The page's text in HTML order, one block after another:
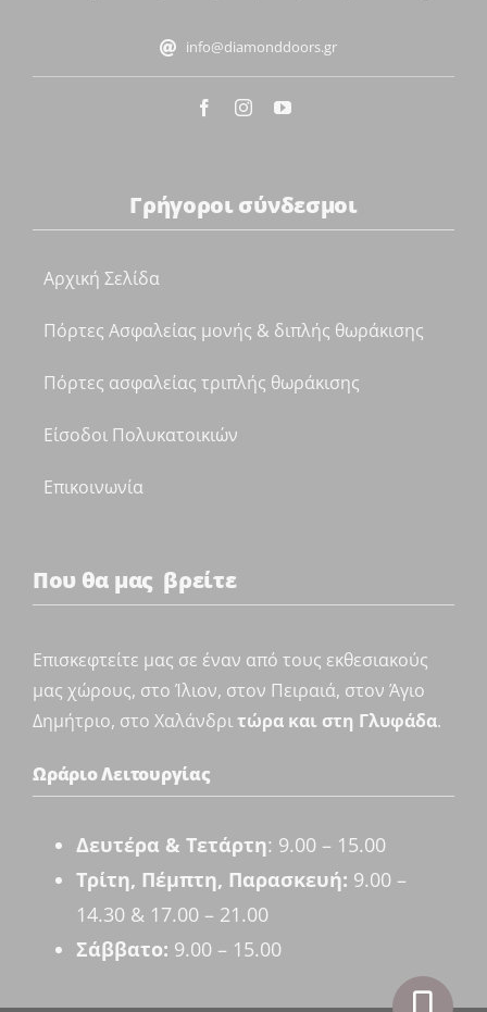
info@diamonddoors.gr
Γρήγοροι σύνδεσμοι
Αρχική Σελίδα
Πόρτες Ασφαλείας μονής & διπλής θωράκισης
Πόρτες ασφαλείας τριπλής θωράκισης
Είσοδοι Πολυκατοικιών
Επικοινωνία
Που θα μας βρείτε
Επισκεφτείτε μας σε έναν από τους εκθεσιακούς
μας χώρους, στο Ίλιον, στον Πειραιά, στον Άγιο
Δημήτριο, στο Χαλάνδριτώρα και στη Γλυφάδα.
Ωράριο Λειτουργίας
Δευτέρα & Τετάρτη: 9.00 – 15.00
Τρίτη, Πέμπτη, Παρασκευή: 9.00 –
14.30 & 17.00 – 21.00
Σάββατο: 9.00 – 15.00